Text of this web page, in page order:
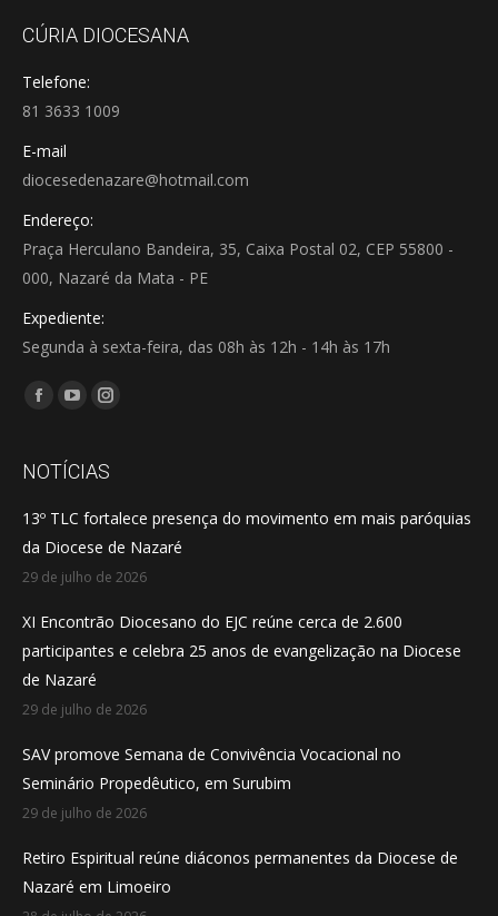
CÚRIA DIOCESANA
Telefone:
81 3633 1009
E-mail
diocesedenazare@hotmail.com
Endereço:
Praça Herculano Bandeira, 35, Caixa Postal 02, CEP 55800 -
000, Nazaré da Mata - PE
Expediente:
Segunda à sexta-feira, das 08h às 12h - 14h às 17h
Encontre-nos em:
Facebook
opens
new
window
YouTube
opens
new
window
Instagram
opens
new
window
NOTÍCIAS
13º TLC fortalece presença do movimento em mais paróquias
da Diocese de Nazaré
29 de julho de 2026
XI Encontrão Diocesano do EJC reúne cerca de 2.600
participantes e celebra 25 anos de evangelização na Diocese
de Nazaré
29 de julho de 2026
SAV promove Semana de Convivência Vocacional no
Seminário Propedêutico, em Surubim
29 de julho de 2026
Retiro Espiritual reúne diáconos permanentes da Diocese de
Nazaré em Limoeiro